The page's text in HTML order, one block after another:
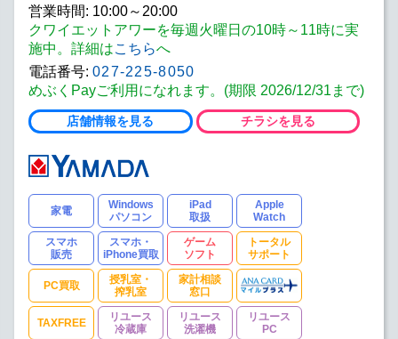
営業時間: 10:00～20:00
クワイエットアワーを毎週火曜日の10時～11時に実
施中。詳細はこちらへ
電話番号: 027-225-8050
めぶくPayご利用になれます。(期限 2026/12/31まで)
店舗情報を見る チラシを見る
家電
Windows
パソコン
iPad
取扱
Apple
Watch
スマホ
販売
スマホ・
iPhone買取
ゲーム
ソフト
トータル
サポート
PC買取
授乳室・
搾乳室
家計相談
窓口
TAXFREE
リユース
冷蔵庫
リユース
洗濯機
リユース
PC